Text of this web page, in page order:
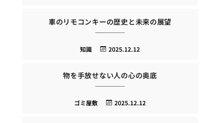
車のリモコンキーの歴史と未来の展望
2025.12.12
知識
物を手放せない人の心の奥底
2025.12.12
ゴミ屋敷